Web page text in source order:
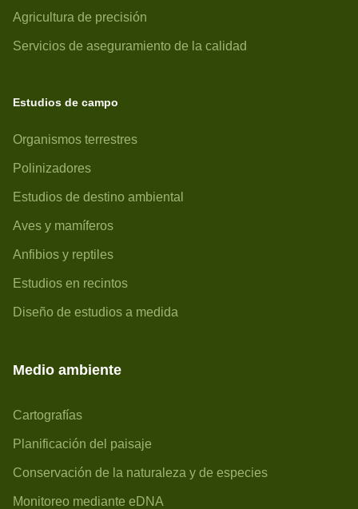
Agricultura de precisión
Servicios de aseguramiento de la calidad
Estudios de campo
Organismos terrestres
Polinizadores
Estudios de destino ambiental
Aves y mamíferos
Anfibios y reptiles
Estudios en recintos
Diseño de estudios a medida
Medio ambiente
Cartografías
Planificación del paisaje
Conservación de la naturaleza y de especies
Monitoreo mediante eDNA